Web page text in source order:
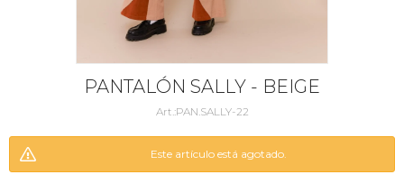
PANTALÓN SALLY - BEIGE
PAN.SALLY-22
Este artículo está agotado.